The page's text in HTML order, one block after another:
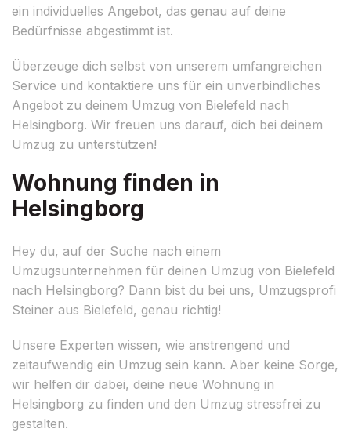
ein individuelles Angebot, das genau auf deine
Bedürfnisse abgestimmt ist.
Überzeuge dich selbst von unserem umfangreichen
Service und kontaktiere uns für ein unverbindliches
Angebot zu deinem Umzug von Bielefeld nach
Helsingborg. Wir freuen uns darauf, dich bei deinem
Umzug zu unterstützen!
Wohnung finden in
Helsingborg
Hey du, auf der Suche nach einem
Umzugsunternehmen für deinen Umzug von Bielefeld
nach Helsingborg? Dann bist du bei uns, Umzugsprofi
Steiner aus Bielefeld, genau richtig!
Unsere Experten wissen, wie anstrengend und
zeitaufwendig ein Umzug sein kann. Aber keine Sorge,
wir helfen dir dabei, deine neue Wohnung in
Helsingborg zu finden und den Umzug stressfrei zu
gestalten.